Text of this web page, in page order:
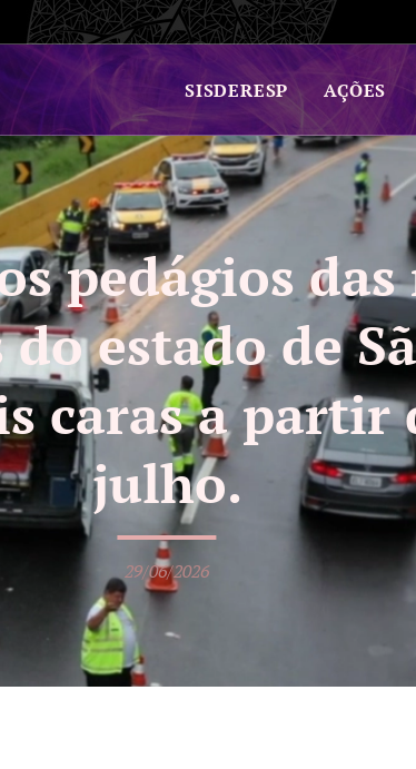
SISDERESP AÇÕES
pedágios
estado de
caras a partir
julho.
29/06/2026